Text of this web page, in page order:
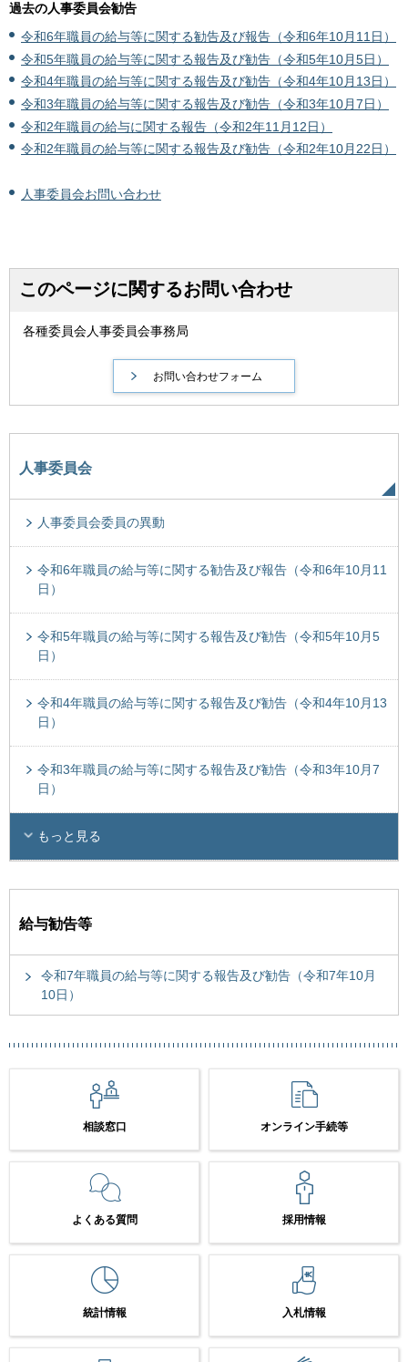
過去の人事委員会勧告
令和6年職員の給与等に関する勧告及び報告（令和6年10月11日）
令和5年職員の給与等に関する報告及び勧告（令和5年10月5日）
令和4年職員の給与等に関する報告及び勧告（令和4年10月13日）
令和3年職員の給与等に関する報告及び勧告（令和3年10月7日）
令和2年職員の給与に関する報告（令和2年11月12日）
令和2年職員の給与等に関する報告及び勧告（令和2年10月22日）
人事委員会お問い合わせ
このページに関するお問い合わせ
各種委員会人事委員会事務局
人事委員会
人事委員会委員の異動
令和6年職員の給与等に関する勧告及び報告（令和6年10月11
日）
令和5年職員の給与等に関する報告及び勧告（令和5年10月5
日）
令和4年職員の給与等に関する報告及び勧告（令和4年10月13
日）
令和3年職員の給与等に関する報告及び勧告（令和3年10月7
日）
もっと見る
給与勧告等
令和7年職員の給与等に関する報告及び勧告（令和7年10月
10日）
相談窓口 オンライン手続等
よくある質問 採用情報
統計情報 入札情報